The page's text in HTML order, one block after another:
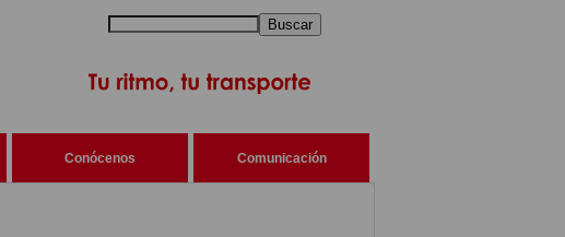
Buscar
Conócenos Comunicación